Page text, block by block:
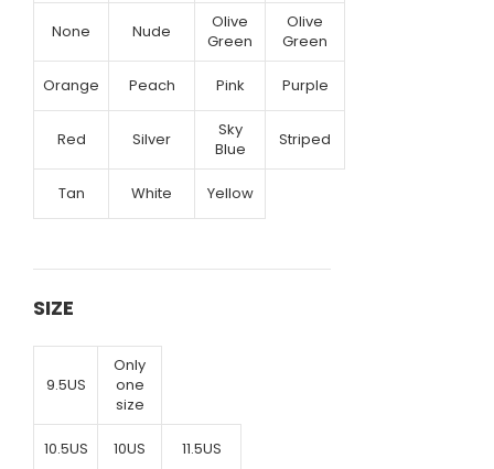
None Nude
Olive
Green
Olive
Green
Orange Peach Pink Purple
Red Silver
Sky
Blue
Striped
Tan White Yellow
SIZE
9.5US
Only
one
size
10.5US 10US 11.5US